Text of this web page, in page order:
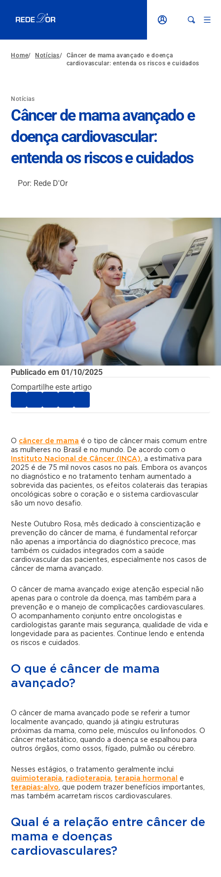
Home/ Notícias/
Câncer de mama avançado e doença
cardiovascular: entenda os riscos e cuidados
Notícias
Câncer de mama avançado e
doença cardiovascular:
entenda os riscos e cuidados
Por: Rede D'Or
Publicado em01/10/2025
Compartilhe este artigo
O câncer de mama é o tipo de câncer mais comum entre
as mulheres no Brasil e no mundo. De acordo com o
Instituto Nacional de Câncer (INCA), a estimativa para
2025 é de 75 mil novos casos no país. Embora os avanços
no diagnóstico e no tratamento tenham aumentado a
sobrevida das pacientes, os efeitos colaterais das terapias
oncológicas sobre o coração e o sistema cardiovascular
são um novo desafio.
Neste Outubro Rosa, mês dedicado à conscientização e
prevenção do câncer de mama, é fundamental reforçar
não apenas a importância do diagnóstico precoce, mas
também os cuidados integrados com a saúde
cardiovascular das pacientes, especialmente nos casos de
câncer de mama avançado.
O câncer de mama avançado exige atenção especial não
apenas para o controle da doença, mas também para a
prevenção e o manejo de complicações cardiovasculares.
O acompanhamento conjunto entre oncologistas e
cardiologistas garante mais segurança, qualidade de vida e
longevidade para as pacientes. Continue lendo e entenda
os riscos e cuidados.
O que é câncer de mama
avançado?
O câncer de mama avançado pode se referir a tumor
localmente avançado, quando já atingiu estruturas
próximas da mama, como pele, músculos ou linfonodos. O
câncer metastático, quando a doença se espalhou para
outros órgãos, como ossos, fígado, pulmão ou cérebro.
Nesses estágios, o tratamento geralmente inclui
quimioterapia, radioterapia, terapia hormonal
e
terapias-alvo, que podem trazer benefícios importantes,
mas também acarretam riscos cardiovasculares.
Qual é a relação entre câncer de
mama e doenças
cardiovasculares?